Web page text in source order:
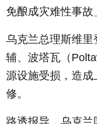
免酿成灾难性事故
乌克兰总理斯维里
辅、波塔瓦（
源设施受损，造
修。
路透报导，乌克兰